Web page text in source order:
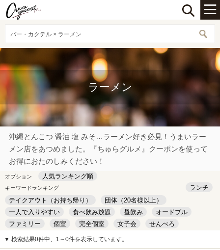
バー・カクテル × ラーメン
ラーメン
沖縄とんこつ 醤油 塩 みそ…ラーメン好き必見！うまいラー
メン店をあつめました。『ちゅらグルメ』クーポンを使って
お得におたのしみください！
オプション 人気ランキング順
キーワードランキング
ランチ
テイクアウト（お持ち帰り）
団体（20名様以上）
一人で入りやすい
食べ飲み放題 昼飲み
オードブル
ファミリー
個室 完全個室 女子会
せんべろ
キッズルーム
安い デート
▼ 検索結果0件中、1～0件を表示しています。